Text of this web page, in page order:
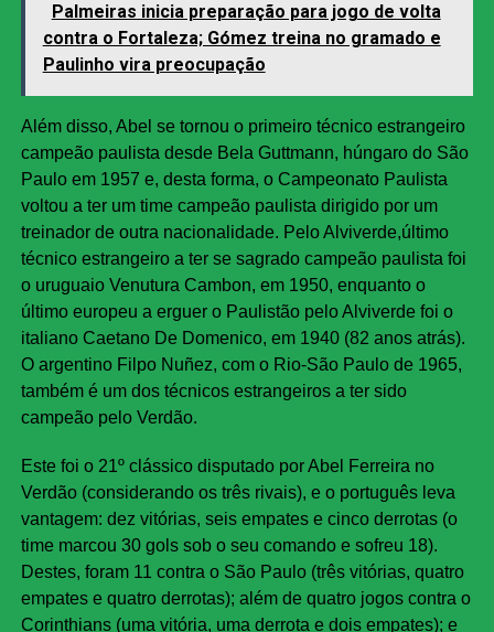
Palmeiras inicia preparação para jogo de volta
contra o Fortaleza; Gómez treina no gramado e
Paulinho vira preocupação
Além disso, Abel se tornou o primeiro técnico estrangeiro
campeão paulista desde Bela Guttmann, húngaro do São
Paulo em 1957 e, desta forma, o Campeonato Paulista
voltou a ter um time campeão paulista dirigido por um
treinador de outra nacionalidade. Pelo Alviverde,último
técnico estrangeiro a ter se sagrado campeão paulista foi
o uruguaio Venutura Cambon, em 1950, enquanto o
último europeu a erguer o Paulistão pelo Alviverde foi o
italiano Caetano De Domenico, em 1940 (82 anos atrás).
O argentino Filpo Nuñez, com o Rio-São Paulo de 1965,
também é um dos técnicos estrangeiros a ter sido
campeão pelo Verdão.
Este foi o 21º clássico disputado por Abel Ferreira no
Verdão (considerando os três rivais), e o português leva
vantagem: dez vitórias, seis empates e cinco derrotas (o
time marcou 30 gols sob o seu comando e sofreu 18).
Destes, foram 11 contra o São Paulo (três vitórias, quatro
empates e quatro derrotas); além de quatro jogos contra o
Corinthians (uma vitória, uma derrota e dois empates); e